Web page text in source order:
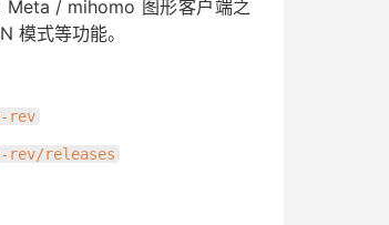
/ mihomo 图形客户端之
模式等功能。
rev
rev/releases